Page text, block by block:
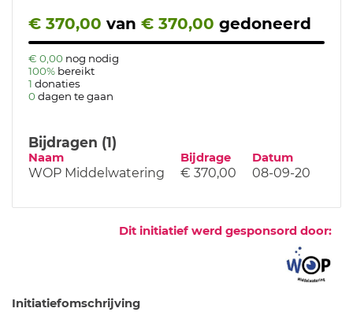
€ 370,00 van € 370,00 gedoneerd
€ 0,00 nog nodig
100% bereikt
1 donaties
0 dagen te gaan
Bijdragen (1)
Naam Bijdrage Datum
WOP Middelwatering € 370,00 08-09-20
Dit initiatief werd gesponsord door:
Initiatiefomschrijving